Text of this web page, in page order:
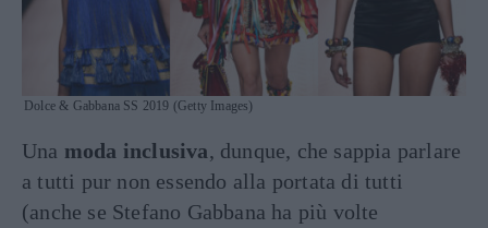
Dolce & Gabbana SS 2019 (Getty Images)
Una moda inclusiva, dunque, che sappia parlare
a tutti pur non essendo alla portata di tutti
(anche se Stefano Gabbana ha più volte